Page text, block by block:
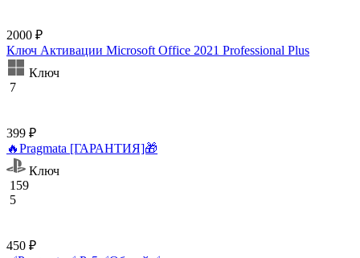
2000 ₽
Ключ Активации Microsoft Office 2021 Professional Plus
Ключ
7
399 ₽
🔥Pragmata [ГАРАНТИЯ]🎁
Ключ
159
5
450 ₽